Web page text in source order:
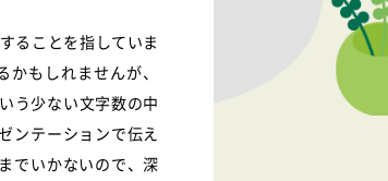
ることを指していま
もしれませんが、
う少ない文字数の中
ンテーションで伝え
でいかないので、深